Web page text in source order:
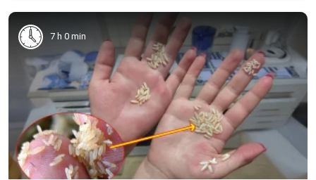
7 h 0 min